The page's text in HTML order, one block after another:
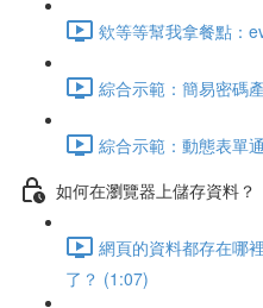
欸等等幫我拿餐點：
綜合示範：簡易密碼
綜合示範：動態表單
如何在瀏覽器上儲存資料？
網頁的資料都存在哪
了？ (1:07)